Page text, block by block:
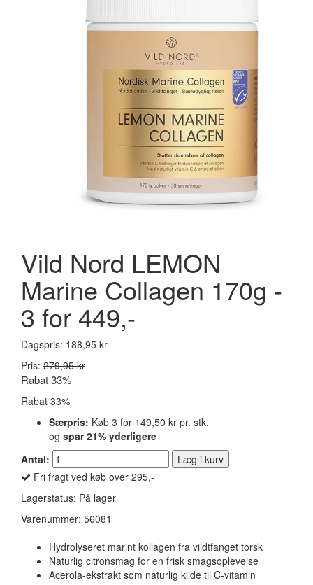
Vild Nord LEMON
Marine Collagen 170g -
3 for 449,-
Dagspris: 188,95 kr
Pris: 279,95 kr
Rabat 33%
Rabat 33%
Særpris: Køb 3 for 149,50 kr pr. stk.
og spar21% yderligere
Antal:
Læg i kurv
Fri fragt ved køb over 295,-
Lagerstatus: På lager
Varenummer: 56081
Hydrolyseret marint kollagen fra vildtfanget torsk
Naturlig citronsmag for en frisk smagsoplevelse
Acerola-ekstrakt som naturlig kilde til C-vitamin